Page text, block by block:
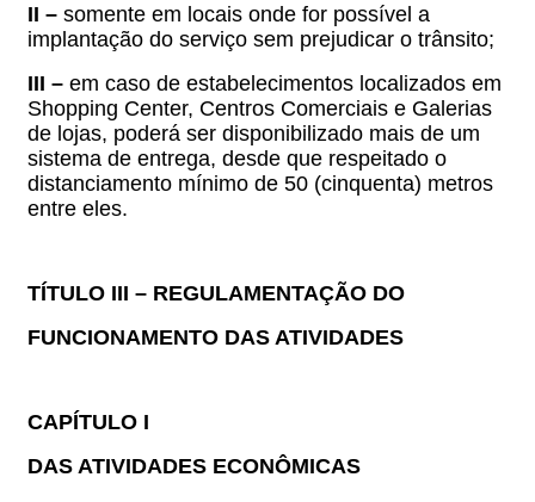
II – somente em locais onde for possível a
implantação do serviço sem prejudicar o trânsito;
III – em caso de estabelecimentos localizados em
Shopping Center, Centros Comerciais e Galerias
de lojas, poderá ser disponibilizado mais de um
sistema de entrega, desde que respeitado o
distanciamento mínimo de 50 (cinquenta) metros
entre eles.
TÍTULO III – REGULAMENTAÇÃO DO
FUNCIONAMENTO DAS ATIVIDADES
CAPÍTULO I
DAS ATIVIDADES ECONÔMICAS